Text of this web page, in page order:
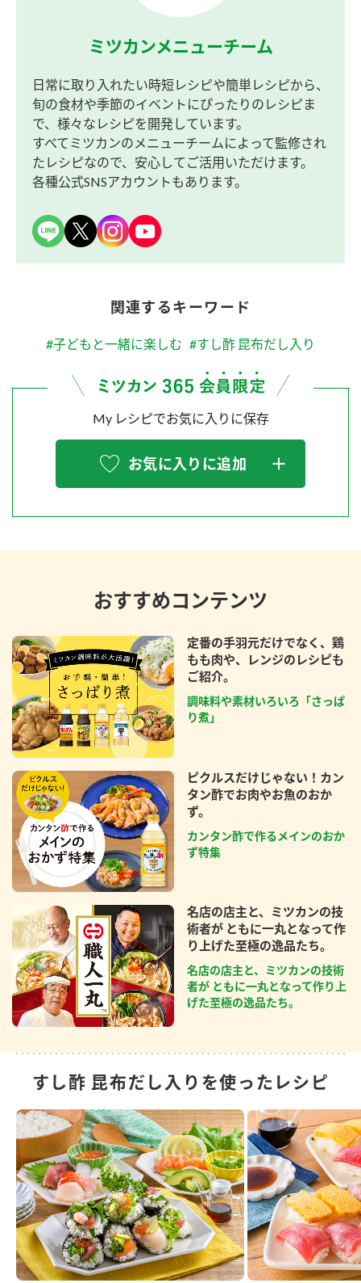
ミツカンメニューチーム
日常に取り入れたい時短レシピや簡単レシピから、
旬の食材や季節のイベントにぴったりのレシピま
で、様々なレシピを開発しています。
すべてミツカンのメニューチームによって監修され
たレシピなので、安心してご活用いただけます。
各種公式SNSアカウントもあります。
関連するキーワード
#子どもと一緒に楽しむ #すし酢 昆布だし入り
My レシピでお気に入りに保存
お気に入りに追加
おすすめコンテンツ
定番の手羽元だけでなく、鶏
もも肉や、レンジのレシピも
ご紹介。
調味料や素材いろいろ「さっぱ
り煮」
ピクルスだけじゃない！カン
タン酢でお肉やお魚のおか
ず。
カンタン酢で作るメインのおか
ず特集
名店の店主と、ミツカンの技
術者が ともに一丸となって作
り上げた至極の逸品たち。
名店の店主と、ミツカンの技術
者が ともに一丸となって作り上
げた至極の逸品たち。
すし酢 昆布だし入りを使ったレシピ